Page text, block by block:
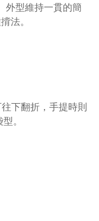
外型維持一貫的簡
提三種揹法。
配色 |
下翻折，手提時則
可愛的袋型。
約會
趴趴走